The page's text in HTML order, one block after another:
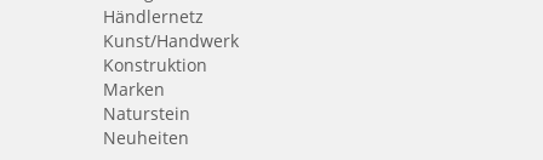
Händlernetz
Kunst/Handwerk
Konstruktion
Marken
Naturstein
Neuheiten